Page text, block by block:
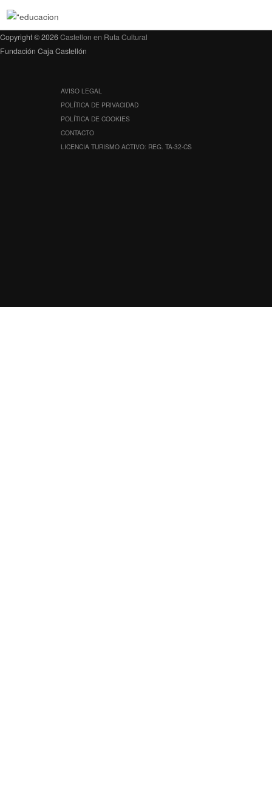
Copyright © 2026Castellon en Ruta Cultural
Fundación Caja Castellón
AVISO LEGAL
POLÍTICA DE PRIVACIDAD
POLÍTICA DE COOKIES
CONTACTO
LICENCIA TURISMO ACTIVO: REG. TA-32-CS